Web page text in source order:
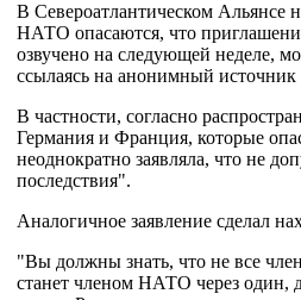
В Североатлантическом Альянсе
НАТО опасаются, что
озвучено на следующей неделе,
ссылаясь на анонимный
В частности, согласно
Германия и Франция, которые
неоднократно заявляла, что не
последствия".
Аналогичное заявление сделал
"Вы должны знать, что не все
станет членом НАТО через один,